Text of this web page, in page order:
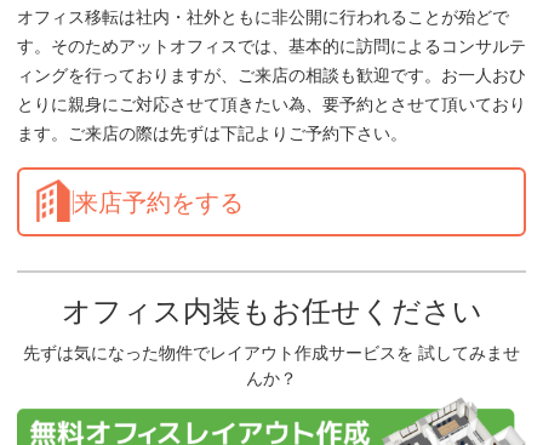
オフィス移転は社内・社外ともに非公開に行われることが殆どで
す。そのためアットオフィスでは、基本的に訪問によるコンサルテ
ィングを行っておりますが、ご来店の相談も歓迎です。お一人おひ
とりに親身にご対応させて頂きたい為、要予約とさせて頂いており
ます。ご来店の際は先ずは下記よりご予約下さい。
来店予約をする
オフィス内装もお任せください
先ずは気になった物件でレイアウト作成サービスを 試してみませ
んか？